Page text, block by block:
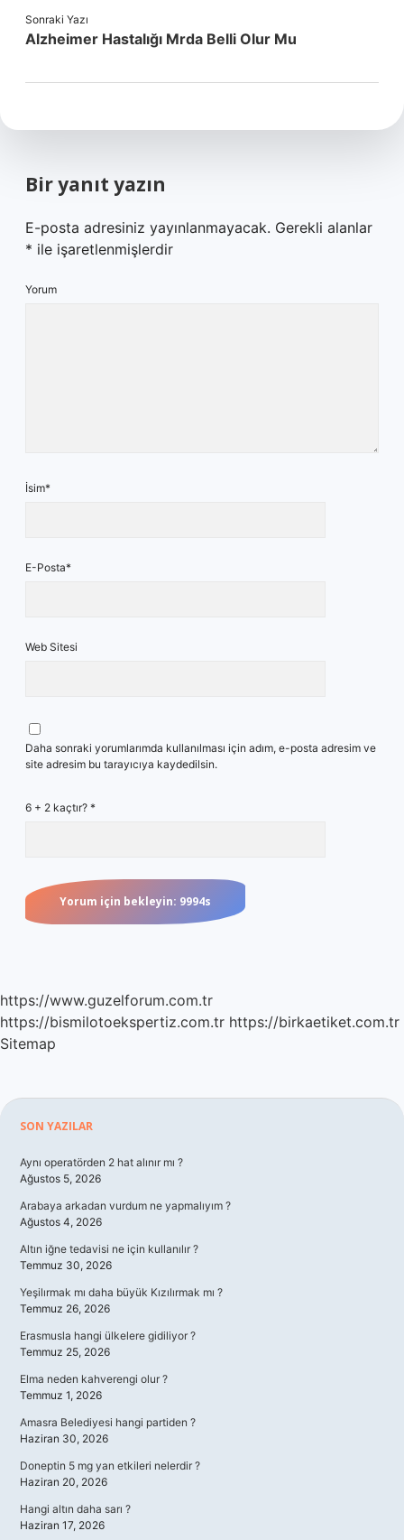
Sonraki Yazı
Alzheimer Hastalığı Mrda Belli Olur Mu
Bir yanıt yazın
E-posta adresiniz yayınlanmayacak. Gerekli alanlar
* ile işaretlenmişlerdir
Yorum
İsim*
E-Posta*
Web Sitesi
Daha sonraki yorumlarımda kullanılması için adım, e-posta adresim ve
site adresim bu tarayıcıya kaydedilsin.
6 + 2 kaçtır? *
https://www.guzelforum.com.tr
https://bismilotoekspertiz.com.tr https://birkaetiket.com.tr
Sitemap
Sidebar
SON YAZILAR
Aynı operatörden 2 hat alınır mı ?
Ağustos 5, 2026
Arabaya arkadan vurdum ne yapmalıyım ?
Ağustos 4, 2026
Altın iğne tedavisi ne için kullanılır ?
Temmuz 30, 2026
Yeşilırmak mı daha büyük Kızılırmak mı ?
Temmuz 26, 2026
Erasmusla hangi ülkelere gidiliyor ?
Temmuz 25, 2026
Elma neden kahverengi olur ?
Temmuz 1, 2026
Amasra Belediyesi hangi partiden ?
Haziran 30, 2026
Doneptin 5 mg yan etkileri nelerdir ?
Haziran 20, 2026
Hangi altın daha sarı ?
Haziran 17, 2026